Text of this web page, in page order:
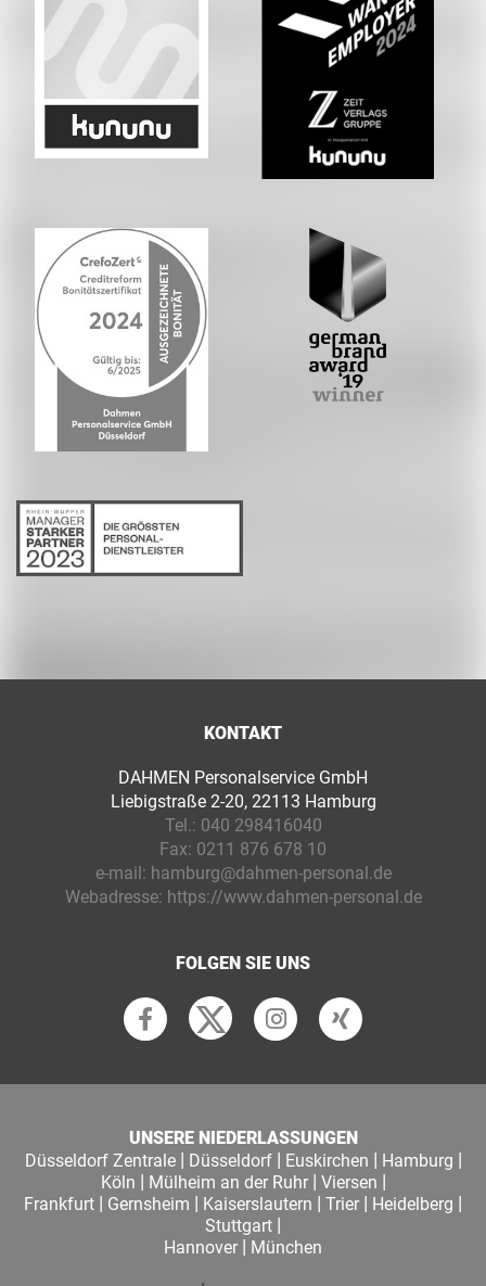
KONTAKT
DAHMEN Personalservice GmbH
Liebigstraße 2-20, 22113 Hamburg
Tel.: 040 298416040
Fax: 0211 876 678 10
e-mail: hamburg@dahmen-personal.de
Webadresse: https://www.dahmen-personal.de
FOLGEN SIE UNS
UNSERE NIEDERLASSUNGEN
Düsseldorf Zentrale| Düsseldorf| Euskirchen | Hamburg |
Köln | Mülheim an der Ruhr| Viersen |
Frankfurt | Gernsheim | Kaiserslautern | Trier | Heidelberg |
Stuttgart |
Hannover | München